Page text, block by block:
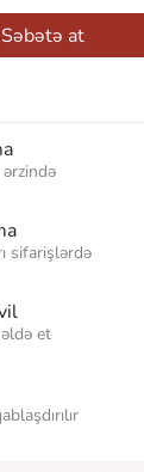
Səbətə at
sifarişlərdə
et